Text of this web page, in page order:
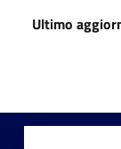
Ultimo